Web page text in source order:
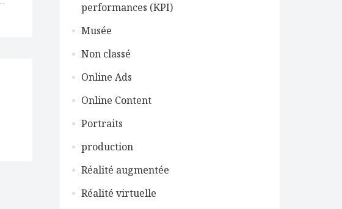
performances (KPI)
Musée
Non classé
Online Ads
Online Content
Portraits
production
Réalité augmentée
Réalité virtuelle